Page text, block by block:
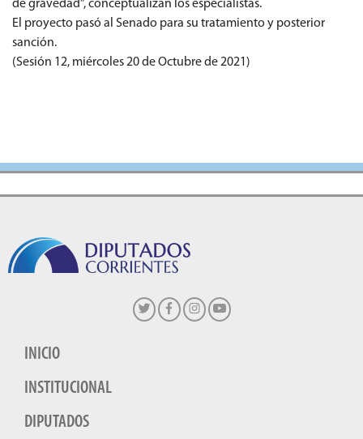
de gravedad”, conceptualizan los especialistas.
El proyecto pasó al Senado para su tratamiento y posterior
sanción.
(Sesión 12, miércoles 20 de Octubre de 2021)
INICIO
INSTITUCIONAL
DIPUTADOS